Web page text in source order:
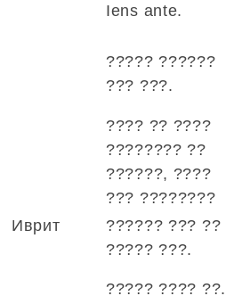
Iens ante.
Иврит
????? ??????
??? ???.
???? ?? ????
???????? ??
??????, ????
??? ????????
?????? ??? ??
????? ???.
????? ???? ??.